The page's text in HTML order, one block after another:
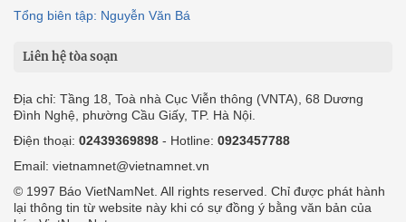
Tổng biên tập: Nguyễn Văn Bá
Liên hệ tòa soạn
Địa chỉ: Tầng 18, Toà nhà Cục Viễn thông (VNTA), 68 Dương
Đình Nghệ, phường Cầu Giấy, TP. Hà Nội.
Điện thoại: 02439369898 - Hotline: 0923457788
Email: vietnamnet@vietnamnet.vn
© 1997 Báo VietNamNet. All rights reserved. Chỉ được phát hành
lại thông tin từ website này khi có sự đồng ý bằng văn bản của